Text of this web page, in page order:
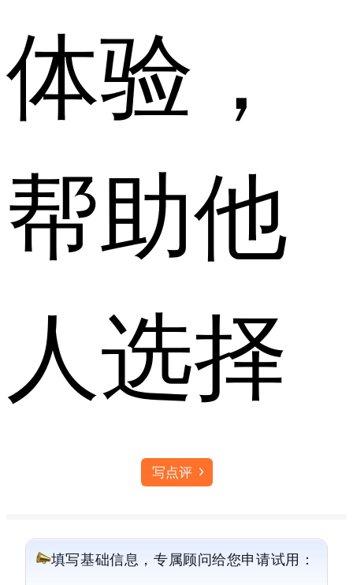
体验，
帮助他
人选择
写点评
填写基础信息，专属顾问给您申请试用：